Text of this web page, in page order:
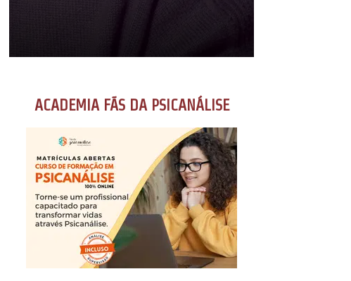
ACADEMIA FÃS DA PSICANÁLISE